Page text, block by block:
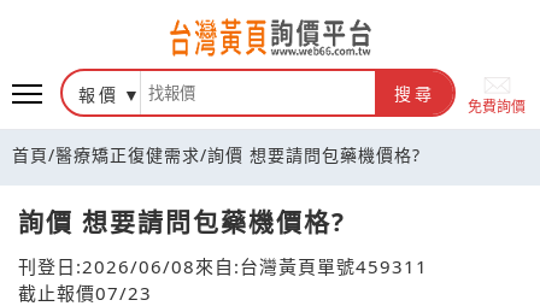
報價 搜尋
免費詢價
首頁/醫療矯正復健需求/詢價 想要請問包藥機價格?
詢價 想要請問包藥機價格?
刊登日:2026/06/08來自:台灣黃頁單號459311
截止報價07/23